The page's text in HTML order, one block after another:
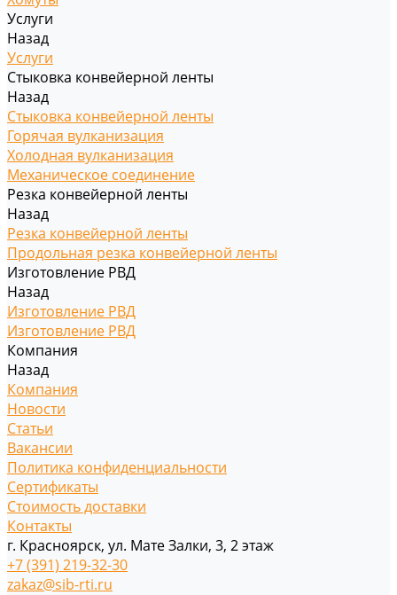
Услуги
Назад
Услуги
Стыковка конвейерной ленты
Назад
Стыковка конвейерной ленты
Горячая вулканизация
Холодная вулканизация
Механическое соединение
Резка конвейерной ленты
Назад
Резка конвейерной ленты
Продольная резка конвейерной ленты
Изготовление РВД
Назад
Изготовление РВД
Изготовление РВД
Компания
Назад
Компания
Новости
Статьи
Вакансии
Политика конфиденциальности
Сертификаты
Стоимость доставки
Контакты
г. Красноярск, ул. Мате Залки, 3, 2 этаж
+7 (391) 219-32-30
zakaz@sib-rti.ru